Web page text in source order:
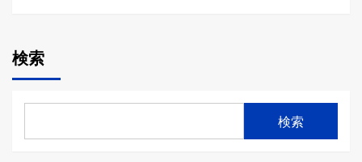
検索
検索